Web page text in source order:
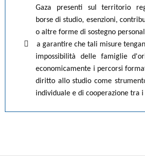
Gaza presenti sul territorio
borse di studio, esenzioni,
o altre forme di sostegno

a garantire che tali misure
impossibilità delle famiglie
economicamente i percorsi
diritto allo studio come
individuale e di cooperazione tra i